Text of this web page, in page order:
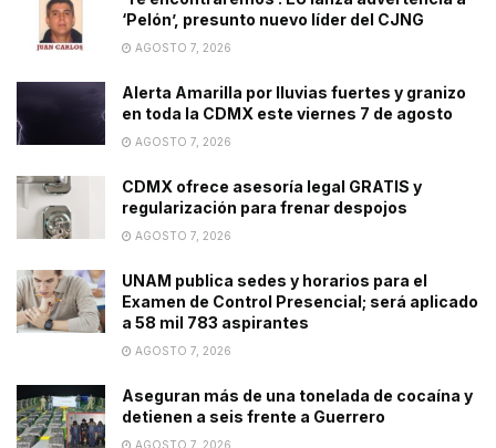
‘Pelón’, presunto nuevo líder del CJNG
AGOSTO 7, 2026
Alerta Amarilla por lluvias fuertes y granizo
en toda la CDMX este viernes 7 de agosto
AGOSTO 7, 2026
CDMX ofrece asesoría legal GRATIS y
regularización para frenar despojos
AGOSTO 7, 2026
UNAM publica sedes y horarios para el
Examen de Control Presencial; será aplicado
a 58 mil 783 aspirantes
AGOSTO 7, 2026
Aseguran más de una tonelada de cocaína y
detienen a seis frente a Guerrero
AGOSTO 7, 2026